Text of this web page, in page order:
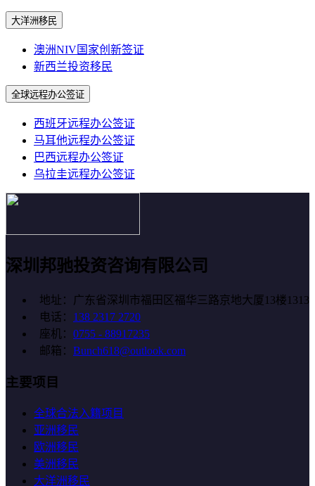
大洋洲移民
澳洲NIV国家创新签证
新西兰投资移民
全球远程办公签证
西班牙远程办公签证
马耳他远程办公签证
巴西远程办公签证
乌拉圭远程办公签证
深圳邦驰投资咨询有限公司
地址：广东省深圳市福田区福华三路京地大厦13楼1313
电话： 138 2317 2720
座机： 0755 - 88917235
邮箱： Bunch618@outlook.com
主要项目
全球合法入籍项目
亚洲移民
欧洲移民
美洲移民
大洋洲移民